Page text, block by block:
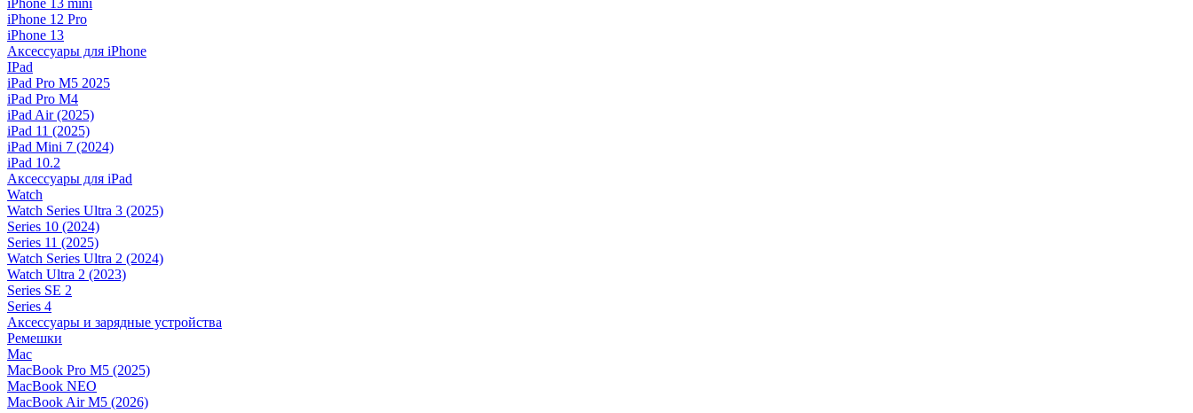
iPhone 13 mini
iPhone 12 Pro
iPhone 13
Аксессуары для iPhone
IPad
iPad Pro M5 2025
iPad Pro M4
iPad Air (2025)
iPad 11 (2025)
iPad Mini 7 (2024)
iPad 10.2
Аксессуары для iPad
Watch
Watch Series Ultra 3 (2025)
Series 10 (2024)
Series 11 (2025)
Watch Series Ultra 2 (2024)
Watch Ultra 2 (2023)
Series SE 2
Series 4
Аксессуары и зарядные устройства
Ремешки
Mac
MacBook Pro M5 (2025)
MacBook NEO
MacBook Air M5 (2026)